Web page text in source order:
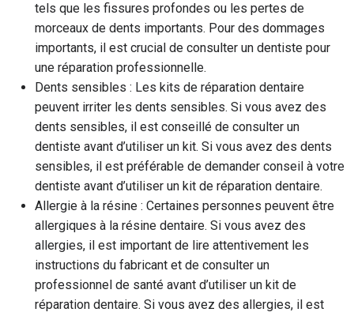
tels que les fissures profondes ou les pertes de
morceaux de dents importants. Pour des dommages
importants, il est crucial de consulter un dentiste pour
une réparation professionnelle.
Dents sensibles : Les kits de réparation dentaire
peuvent irriter les dents sensibles. Si vous avez des
dents sensibles, il est conseillé de consulter un
dentiste avant d’utiliser un kit. Si vous avez des dents
sensibles, il est préférable de demander conseil à votre
dentiste avant d’utiliser un kit de réparation dentaire.
Allergie à la résine : Certaines personnes peuvent être
allergiques à la résine dentaire. Si vous avez des
allergies, il est important de lire attentivement les
instructions du fabricant et de consulter un
professionnel de santé avant d’utiliser un kit de
réparation dentaire. Si vous avez des allergies, il est